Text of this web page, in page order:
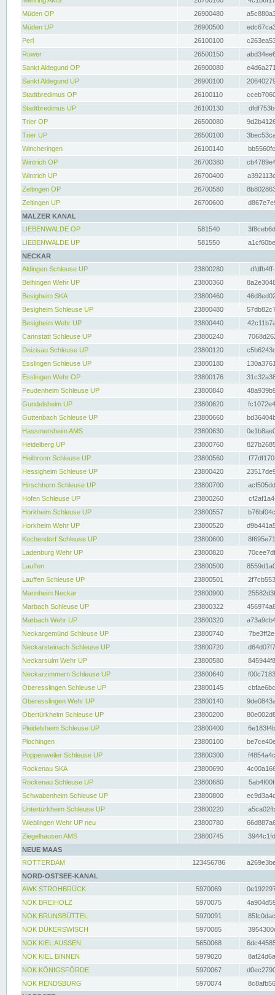
Müden OP
26900480
Müden UP
26900500
Perl
26100100
Ruwer
26500150
Sankt Aldegund OP
26900080
Sankt Aldegund UP
26900100
Stadtbredimus OP
26100110
Stadtbredimus UP
26100130
Trier OP
26500080
Trier UP
26500100
Wincheringen
26100140
Wintrich OP
26700380
Wintrich UP
26700400
Zeltingen OP
26700580
Zeltingen UP
26700600
MALZER KANAL
LIEBENWALDE OP
581540
LIEBENWALDE UP
581550
NECKAR
Aldingen Schleuse UP
23800280
Beihingen Wehr UP
23800360
Besigheim SKA
23800460
Besigheim Schleuse UP
23800480
Besigheim Wehr UP
23800440
Cannstatt Schleuse UP
23800240
Deizisau Schleuse UP
23800120
Esslingen Schleuse UP
23800180
Esslingen Wehr OP
23800176
Feudenheim Schleuse UP
23800840
Gundelsheim UP
23800620
Guttenbach Schleuse UP
23800660
Hassmersheim AMS
23800630
Heidelberg UP
23800760
Heilbronn Schleuse UP
23800560
Hessigheim Schleuse UP
23800420
Hirschhorn Schleuse UP
23800700
Hofen Schleuse UP
23800260
Horkheim Schleuse UP
23800557
Horkheim Wehr UP
23800520
Kochendorf Schleuse UP
23800600
Ladenburg Wehr UP
23800820
Lauffen
23800500
Lauffen Schleuse UP
23800501
Mannheim Neckar
23800900
Marbach Schleuse UP
23800322
Marbach Wehr UP
23800320
Neckargemünd Schleuse UP
23800740
Neckarsteinach Schleuse UP
23800720
Neckarsulm Wehr UP
23800580
Neckarzimmern Schleuse UP
23800640
Oberesslingen Schleuse UP
23800145
Oberesslingen Wehr UP
23800140
Obertürkheim Schleuse UP
23800200
Pleidelsheim Schleuse UP
23800400
Plochingen
23800100
Poppenweiler Schleuse UP
23800300
Rockenau SKA
23800690
Rockenau Schleuse UP
23800680
Schwabenheim Schleuse UP
23800800
Untertürkheim Schleuse UP
23800220
Wieblingen Wehr UP neu
23800780
Ziegelhausen AMS
23800745
NEUE MAAS
ROTTERDAM
123456786
NORD-OSTSEE-KANAL
AWK STROHBRÜCK
5970069
NOK BREIHOLZ
5970075
NOK BRUNSBÜTTEL
5970091
NOK DÜKERSWISCH
5970085
NOK KIEL AUSSEN
5650068
NOK KIEL BINNEN
5979020
NOK KÖNIGSFÖRDE
5970067
NOK RENDSBURG
5970074